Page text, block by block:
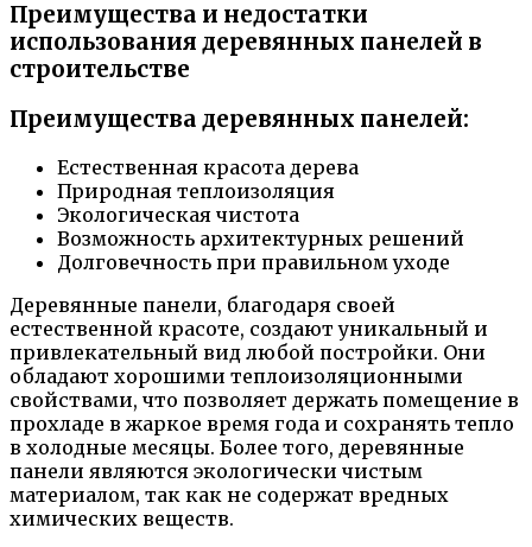
Преимущества и недостатки
использования деревянных панелей в
строительстве
Преимущества деревянных панелей:
Естественная красота дерева
Природная теплоизоляция
Экологическая чистота
Возможность архитектурных решений
Долговечность при правильном уходе
Деревянные панели, благодаря своей
естественной красоте, создают уникальный и
привлекательный вид любой постройки. Они
обладают хорошими теплоизоляционными
свойствами, что позволяет держать помещение в
прохладе в жаркое время года и сохранять тепло
в холодные месяцы. Более того, деревянные
панели являются экологически чистым
материалом, так как не содержат вредных
химических веществ.